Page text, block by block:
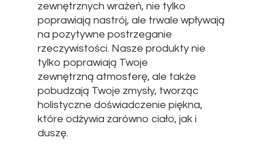
zewnętrznych wrażeń, nie tylko
poprawiają nastrój, ale trwale wpływają
na pozytywne postrzeganie
rzeczywistości. Nasze produkty nie
tylko poprawiają Twoje
zewnętrzną atmosferę, ale także
pobudzają Twoje zmysły, tworząc
holistyczne doświadczenie piękna,
które odżywia zarówno ciało, jak i
duszę.